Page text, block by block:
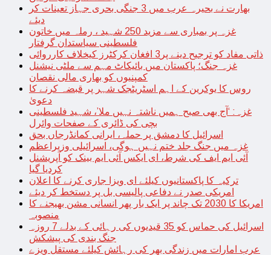
بھارت نے بحیرہ عرب میں 3 جنگی بحری جہاز تعینات کر
دیئے
غزہ پر بمباری سے مزید 250 شہید ، رملہ میں خاتون
فلسطینی سیاستدان گرفتار
ذاتی مفاد کو ترجیح دینے پر3 افغان کرکٹرز کیخلاف کارروائی
غزہ جنگ؛ پاکستان میں بائیکاٹ مہم سے ملٹی نیشنل
کمپنیوں کو بھاری مالی نقصان
روس کا یوکرین کے اہم اسٹریٹجک شہر پر قبضہ کرنے کا
دعویٰ
غزہ: ‘آج بھی صبح ہمیں ناشتہ نہیں ملا’، شہید فلسطینی
بچی کی ڈائری کے صفحات وائرل
اسرائیل کا دمشق پر حملہ، ایرانی کمانڈرجاں بحق
غزہ میں جنگ جلد ختم نہیں ہوگی، اسرائیلی وزیراعظم
آئی ایم ایف کی شرط، ای ایکس آئی ایم بینک کو آپریشنل
کردیا گیا
ترکیہ کا پاکستانیوں کیلئے ای ویزا جاری کرنے کا اعلان
امریکی صدر نے دفاعی پالیسی بل پر دستخط کر دیئے
امریکا کا 2030 تک چاند پر ایک بار پھر انسانی مشن بھیجنے کا
منصوبہ
اسرائیل کی حماس کو 35 قیدیوں کی رہائی کے بدلے 7 روزہ
جنگ بندی کی پیشکش
عرب امارات میں زندگی بھر کی رہائش کیلئے مستقل ویزے